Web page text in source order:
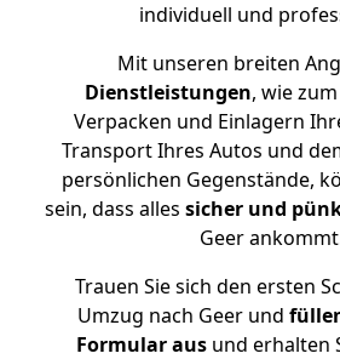
individuell und
Mit unseren breiten
Dienstleistungen, wie
Verpacken und Einlagern
Transport Ihres Autos und
persönlichen Gegenstände,
sein, dass alles sicher und
Geer
Trauen Sie sich den ersten
Umzug nach Geer und
Formular ausund erhalten